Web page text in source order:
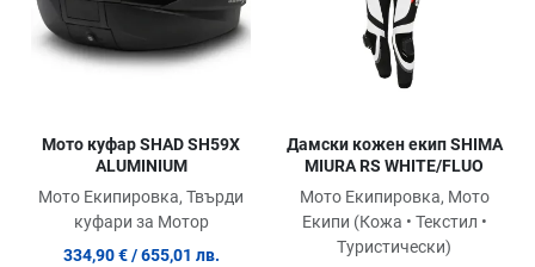
Мото куфар SHAD SH59X
ALUMINIUM
Мото Екипировка, Твърди
куфари за Мотор
334,90 € / 655,01 лв.
Дамски кожен екип SHIMA
MIURA RS WHITE/FLUO
Мото Екипировка, Мото
Екипи (Кожа • Текстил •
Туристически)